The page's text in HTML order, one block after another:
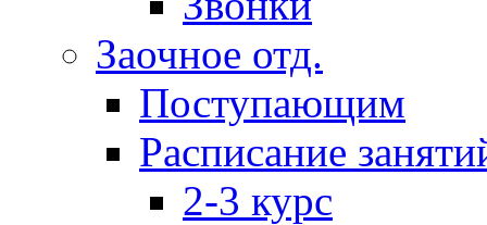
Заочное отд.
Поступающим
Расписание
2-3 курс